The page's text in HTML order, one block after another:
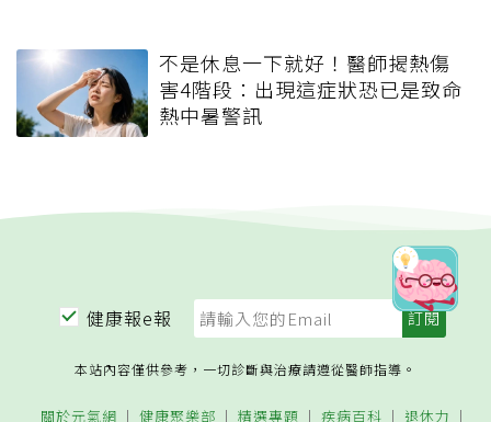
不是休息一下就好！醫師揭熱傷
害4階段：出現這症狀恐已是致命
熱中暑警訊
健康報e報
本站內容僅供參考，一切診斷與治療請遵從醫師指導。
關於元氣網 健康聚樂部 精選專題 疾病百科 退休力